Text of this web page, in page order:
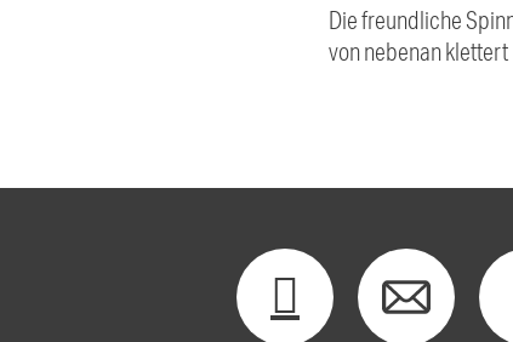
Die freundliche
von nebenan